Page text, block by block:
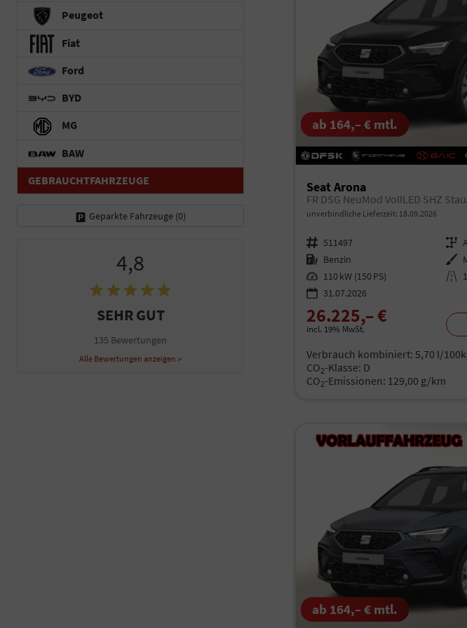
ab 164,– € mtl.
Seat Arona
FR DSG NeuMod VollLED SHZ
unverbindliche Lieferzeit: 18.09.2026
Fahrzeugnr. 511497 Getriebe
Kraftstoff Benzin Außenfarbe
Leistung 110 kW (150 PS) Kilometerstand
31.07.2026
26.225,– €
incl. 19% MwSt.
Verbrauch kombiniert: 5,70 l/
CO2-Klasse: D
CO2-Emissionen: 129,00 g/km
ab 164,– € mtl.
Peugeot
Fiat
Ford
BYD
MG
BAW
GEBRAUCHTFAHRZEUGE
Geparkte Fahrzeuge (0)
4,8
SEHR GUT
135 Bewertungen
Alle Bewertungen anzeigen >